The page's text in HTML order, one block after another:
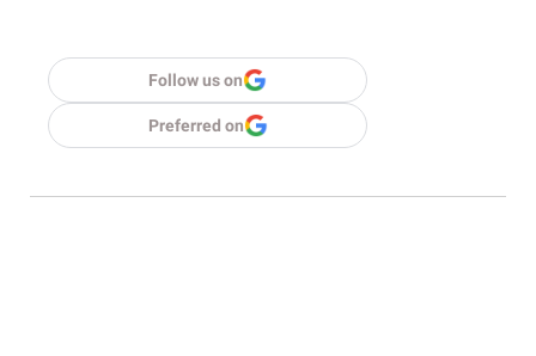
Follow us on
Preferred on